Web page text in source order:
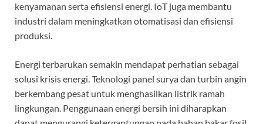
kenyamanan serta efisiensi energi. IoT juga membantu
industri dalam meningkatkan otomatisasi dan efisiensi
produksi.
Energi terbarukan semakin mendapat perhatian sebagai
solusi krisis energi. Teknologi panel surya dan turbin angin
berkembang pesat untuk menghasilkan listrik ramah
lingkungan. Penggunaan energi bersih ini diharapkan